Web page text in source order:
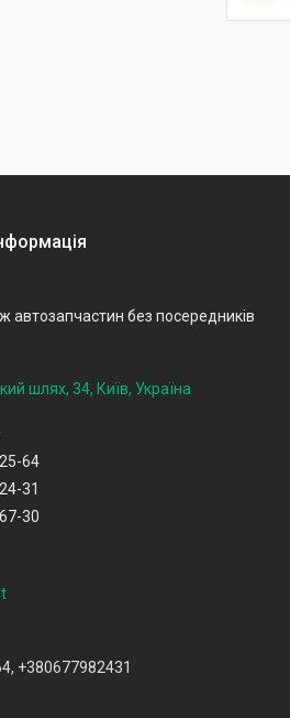
автозапчастин без посередників
шлях, 34, Київ, Україна
64
31
30
+380677982431